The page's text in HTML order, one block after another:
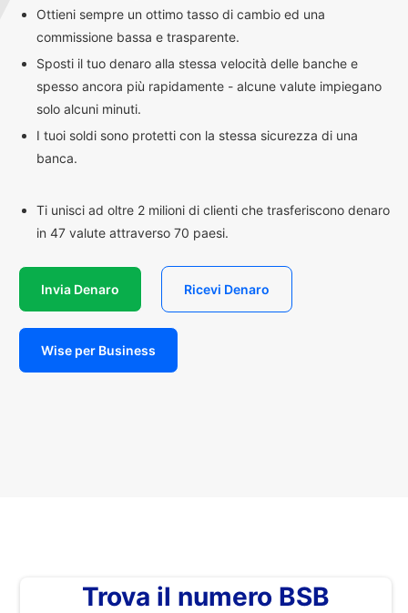
Ottieni sempre un ottimo tasso di cambio ed una
commissione bassa e trasparente.
Sposti il tuo denaro alla stessa velocità delle banche e
spesso ancora più rapidamente - alcune valute impiegano
solo alcuni minuti.
I tuoi soldi sono protetti con la stessa sicurezza di una
banca.
Ti unisci ad oltre 2 milioni di clienti che trasferiscono denaro
in 47 valute attraverso 70 paesi.
Invia Denaro Ricevi Denaro
Wise per Business
Trova il numero BSB